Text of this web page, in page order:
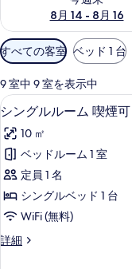
8月 14 - 8月 16
利
用
可
能
な
客
室
の
り
込
み
すべての客室 ベッド 1 台
9 室中 9 室を表示中
シ
ン
グ
ル
ル
ー
喫
9
シングルルーム 喫煙可
10 ㎡
ベッドルーム 1 室
定員 1 名
シングルベッド 1 台
WiFi (無料)
詳細
シ